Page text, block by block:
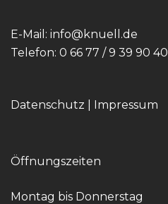
E-Mail: info@knuell.de
Telefon: 0 66 77 / 9 39 90 40
Datenschutz Impressum
Öffnungszeiten
Montag bis Donnerstag